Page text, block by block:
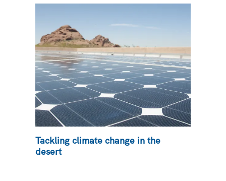
SOLAR
Tackling climate change in the
desert